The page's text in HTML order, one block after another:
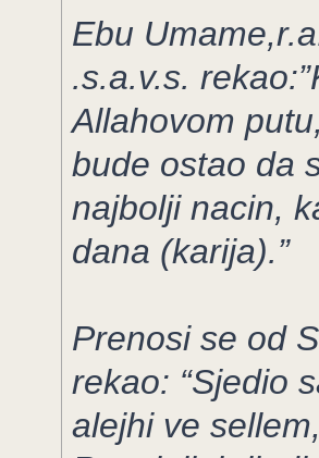
Ebu
.s.a.v.s.
Allahovom
bude ostao da
najbolji nacin,
dana (karija).”
Prenosi se od
rekao: “Sjedio
alejhi ve